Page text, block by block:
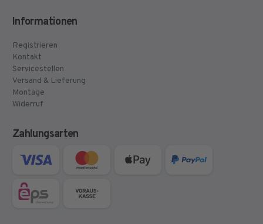
Informationen
Registrieren
Kontakt
Servicestellen
Versand & Lieferung
Montage
Widerruf
Zahlungsarten